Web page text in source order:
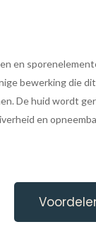
en
bewerking die
De huid wordt
en